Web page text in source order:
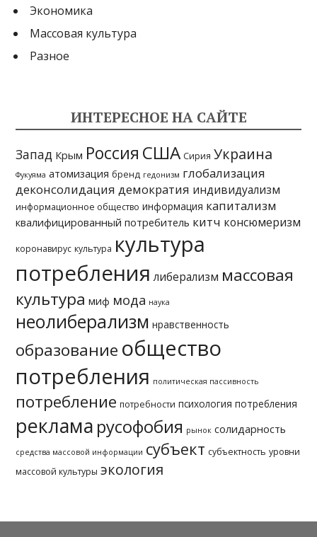
Экономика
Массовая культура
Разное
ИНТЕРЕСНОЕ НА САЙТЕ
Запад Крым Россия США Сирия Украина
Фукуяма атомизация бренд гедонизм глобализация
деконсолидация демократия индивидуализм
информационное общество информация капитализм
квалифицированный потребитель китч консюмеризм
коронавирус культура культура
потребления либерализм массовая
культура миф мода наука
неолиберализм нравственность
образование общество
потребления политическая пассивность
потребление потребности психология потребления
реклама русофобия рынок солидарность
средства массовой информации субъект субъектность уровни
массовой культуры экология